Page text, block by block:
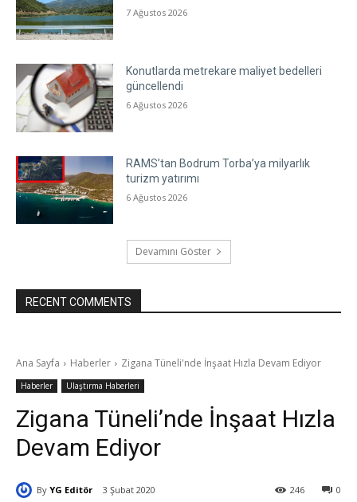
7 Ağustos 2026
Konutlarda metrekare maliyet bedelleri
güncellendi
6 Ağustos 2026
RAMS’tan Bodrum Torba’ya milyarlık
turizm yatırımı
6 Ağustos 2026
Devamını Göster
RECENT COMMENTS